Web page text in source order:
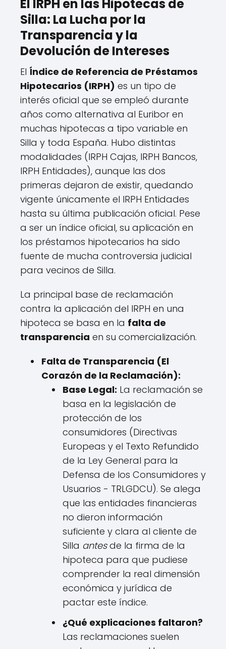
El IRPH en las Hipotecas de
Silla: La Lucha por la
Transparencia y la
Devolución de Intereses
El Índice de Referencia de Préstamos
Hipotecarios (IRPH) es un tipo de
interés oficial que se empleó durante
años como alternativa al Euribor en
muchas hipotecas a tipo variable en
Silla y toda España. Hubo distintas
modalidades (IRPH Cajas, IRPH Bancos,
IRPH Entidades), aunque las dos
primeras dejaron de existir, quedando
vigente únicamente el IRPH Entidades
hasta su última publicación oficial. Pese
a ser un índice oficial, su aplicación en
los préstamos hipotecarios ha sido
fuente de mucha controversia judicial
para vecinos de Silla.
La principal base de reclamación
contra la aplicación del IRPH en una
hipoteca se basa en la falta de
transparencia en su comercialización.
Falta de Transparencia (El
Corazón de la Reclamación):
Base Legal: La reclamación se
basa en la legislación de
protección de los
consumidores (Directivas
Europeas y el Texto Refundido
de la Ley General para la
Defensa de los Consumidores y
Usuarios - TRLGDCU). Se alega
que las entidades financieras
no dieron información
suficiente y clara al cliente de
Silla antesde la firma de la
hipoteca para que pudiese
comprender la real dimensión
económica y jurídica de
pactar este índice.
¿Qué explicaciones faltaron?
Las reclamaciones suelen